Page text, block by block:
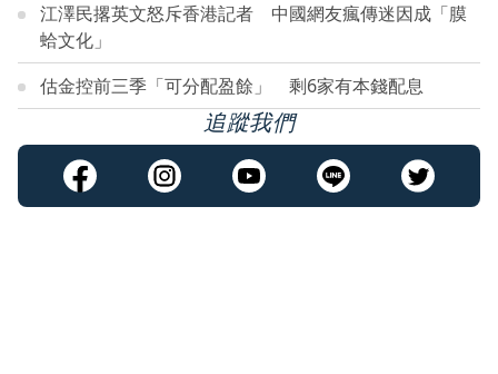
江澤民撂英文怒斥香港記者 中國網友瘋傳迷因成「膜
蛤文化」
估金控前三季「可分配盈餘」 剩6家有本錢配息
追蹤我們